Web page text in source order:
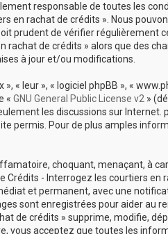
responsable de toutes les
en rachat de crédits ». Nous
prudent de vérifier régulièrement
rachat de crédits » alors que des
à jour et/ou modifications.
« leur », « logiciel phpBB », «
« GNU General Public License v2 »
les discussions sur Internet.
permis. Pour de plus amples
choquant, menaçant, à
Crédits - Interrogez les courtiers en
et permanent, avec une
sont enregistrées pour aider au
de crédits » supprime, modifie,
vous acceptez que toutes les